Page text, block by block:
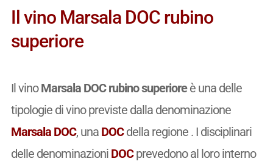
Il vino Marsala DOC rubino
superiore
Il vinoMarsala DOC rubino superioreè una delle
tipologie di vino previste dalla denominazione
Marsala DOC, una DOCdella regione . I disciplinari
delle denominazioni DOCprevedono al loro interno